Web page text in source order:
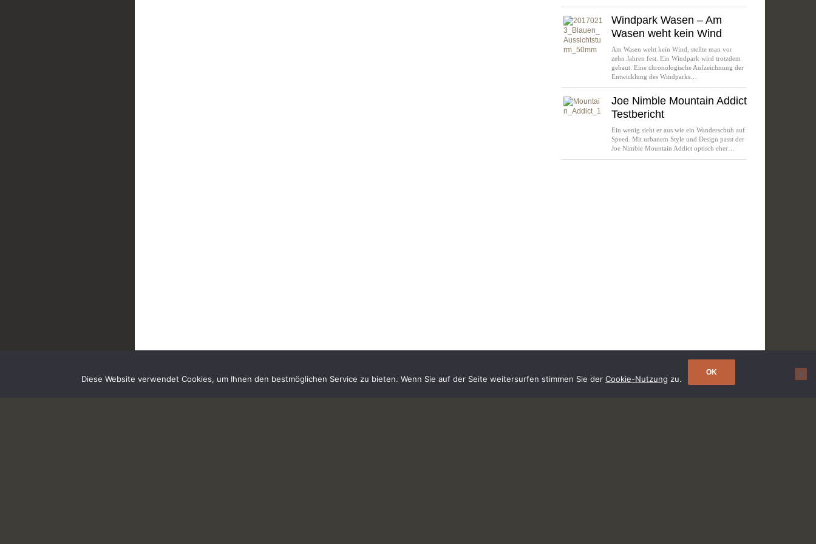
Windpark Wasen – Am
Wasen weht kein Wind
Am Wasen weht kein Wind, stellte man vor
zehn Jahren fest. Ein Windpark wird trotzdem
gebaut. Eine chronologische Aufzeichnung der
Entwicklung des Windparks…
Joe Nimble Mountain Addict
Testbericht
Ein wenig sieht er aus wie ein Wanderschuh auf
Speed. Mit urbanem Style und Design passt der
Joe Nimble Mountain Addict optisch eher…
Diese Website verwendet Cookies, um Ihnen den bestmöglichen Service zu bieten. Wenn Sie auf der Seite weitersurfen stimmen Sie der Cookie-Nutzung zu.
OK